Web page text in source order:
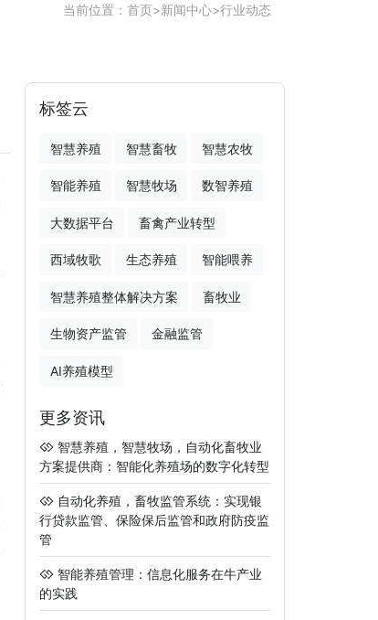
当前位置： 首页>新闻中心>行业动态
标签云
智慧养殖 智慧畜牧 智慧农牧
智能养殖 智慧牧场 数智养殖
大数据平台 畜禽产业转型
西域牧歌 生态养殖 智能喂养
智慧养殖整体解决方案 畜牧业
生物资产监管 金融监管
AI养殖模型
更多资讯
智慧养殖，智慧牧场，自动化畜牧业
方案提供商：智能化养殖场的数字化转型
自动化养殖，畜牧监管系统：实现银
行贷款监管、保险保后监管和政府防疫监
管
智能养殖管理：信息化服务在牛产业
的实践